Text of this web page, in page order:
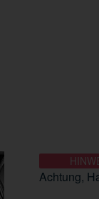
Achtung,